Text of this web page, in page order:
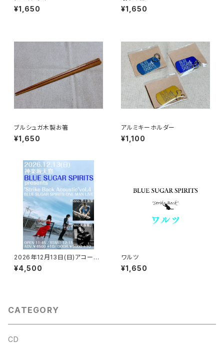
¥1,650 ¥1,650
ブルシュガ木製お箸
¥1,650
アルミキーホルダー
¥1,100
2026年12月13日(日)アコース
ティックワンマンライブ来場チケ
ット
¥4,500
ワルツ
¥1,650
CATEGORY
CD